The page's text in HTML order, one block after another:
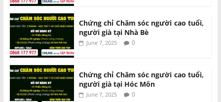
Chứng chỉ Chăm sóc người cao tuổi,
người già tại Nhà Bè
June 7, 2025 0
Chứng chỉ Chăm sóc người cao tuổi,
người già tại Hóc Môn
June 7, 2025 0